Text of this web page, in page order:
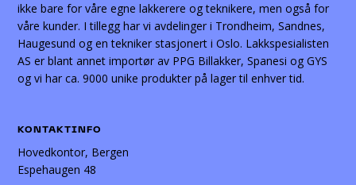
ikke bare for våre egne lakkerere og teknikere, men også for
våre kunder. I tillegg har vi avdelinger i Trondheim, Sandnes,
Haugesund og en tekniker stasjonert i Oslo. Lakkspesialisten
AS er blant annet importør av PPG Billakker, Spanesi og GYS
og vi har ca. 9000 unike produkter på lager til enhver tid.
KONTAKTINFO
Hovedkontor, Bergen
Espehaugen 48